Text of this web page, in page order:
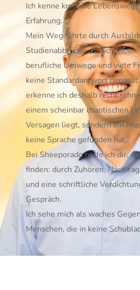
Ich kenne krumme
Erfahrung.
Mein Weg führte durch
Studienabbrüche, IT,
berufliche Umwege und viele
keine Standardantwort
erkenne ich deshalb recht
einem scheinbar chaotischen
Versagen liegt, sondern ein
keine Sprache gefunden hat.
Bei Sheeporado helfe ich dir,
finden: durch Zuhören,
und eine schriftliche
Gespräch.
Ich sehe mich als waches
Menschen, die in keine